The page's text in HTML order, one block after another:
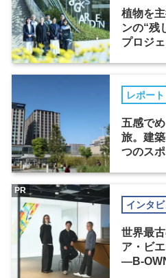
植物を
ンの“残
プロジェ
レポート
五感で
旅。建
つのス
インタ
世界最
ア・ビ
―B-
PR